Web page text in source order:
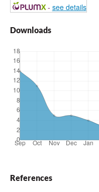
- see details
Downloads
References